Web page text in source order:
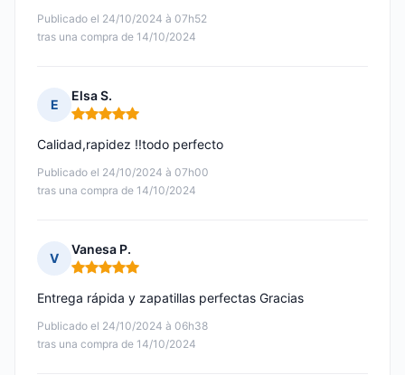
Publicado el 24/10/2024 à 07h52
tras una compra de 14/10/2024
E
Elsa S.
Nota: 5 de 5
Publicado el 24/10/2024 à 07h00
tras una compra de 14/10/2024
Calidad,rapidez !!todo perfecto
V
Vanesa P.
Nota: 5 de 5
Publicado el 24/10/2024 à 06h38
tras una compra de 14/10/2024
Entrega rápida y zapatillas perfectas Gracias